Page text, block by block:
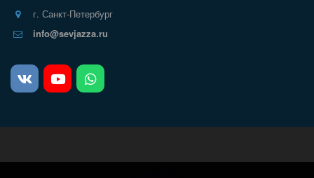
г. Санкт-Петербург
info@sevjazza.ru